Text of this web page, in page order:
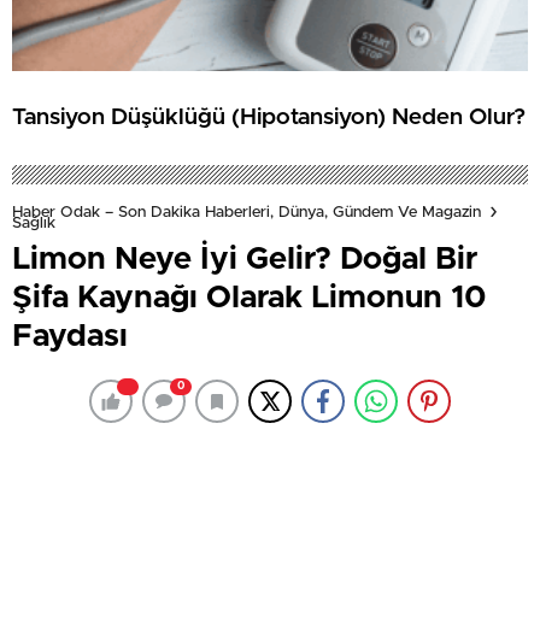
Tansiyon Düşüklüğü (Hipotansiyon) Neden Olur?
Haber Odak – Son Dakika Haberleri, Dünya, Gündem Ve Magazin
Sağlık
Limon Neye İyi Gelir? Doğal Bir
Şifa Kaynağı Olarak Limonun 10
Faydası
0